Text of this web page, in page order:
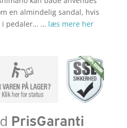
en almindelig sandal, hvis
i pedaler… … læs mere her